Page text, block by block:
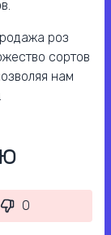
роз
сортов
нам
0